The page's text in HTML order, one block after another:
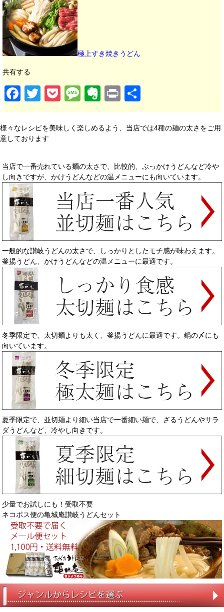
極上すき焼きうどん
共有する
FacebookTwitter Pocket MessageEvernotePrint
様々なレシピを美味しく楽しめるよう、当店では4種の麺の太さをご用
意しております
当店で一番売れている麺の太さで、比較的、ぶっかけうどんなど冷や
し向きですが、かけうどんなどの温メニューにも向いています。
一般的な讃岐うどんの太さで、しっかりとしたモチ感が味わえます。
釜揚うどん、かけうどんなどの温メニューに最適です。
冬季限定で、太切麺よりも太く、釜揚うどんに最適です。鍋の〆にも
向いています。
夏季限定で、並切麺より細い当店で一番細い麺で、ざるうどんやサラ
ダうどんなど、冷やし向きです。
少量でお試しにも！受取不要
ネコポス便の亀城庵讃岐うどんセット